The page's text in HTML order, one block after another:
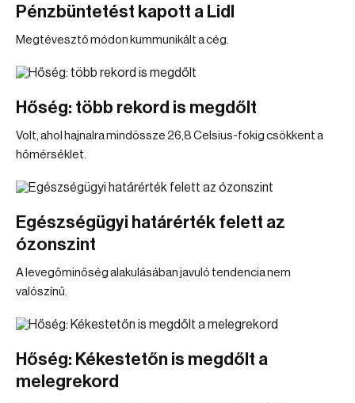
Pénzbüntetést kapott a Lidl
Megtévesztő módon kummunikált a cég.
Hőség: több rekord is megdőlt
Volt, ahol hajnalra mindössze 26,8 Celsius-fokig csökkent a
hőmérséklet.
Egészségügyi határérték felett az
ózonszint
A levegőminőség alakulásában javuló tendencia nem
valószínű.
Hőség: Kékestetőn is megdőlt a
melegrekord